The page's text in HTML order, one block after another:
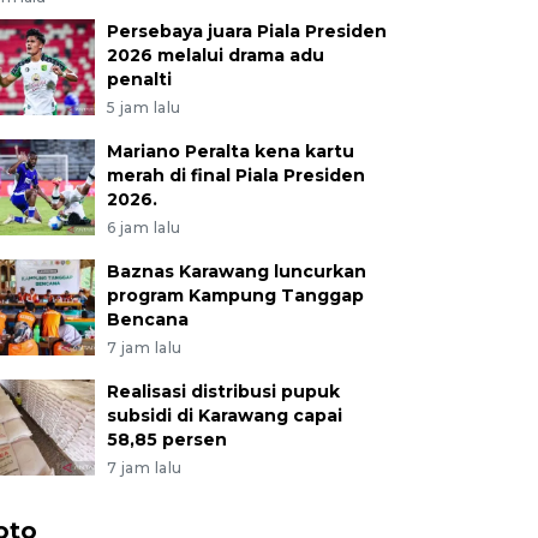
Persebaya juara Piala Presiden
2026 melalui drama adu
penalti
5 jam lalu
Mariano Peralta kena kartu
merah di final Piala Presiden
2026.
6 jam lalu
Baznas Karawang luncurkan
program Kampung Tanggap
Bencana
7 jam lalu
Realisasi distribusi pupuk
subsidi di Karawang capai
58,85 persen
7 jam lalu